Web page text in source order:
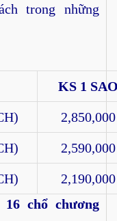
trong những
KS 1
2,850,000
2,590,000
2,190,000
chổ chương